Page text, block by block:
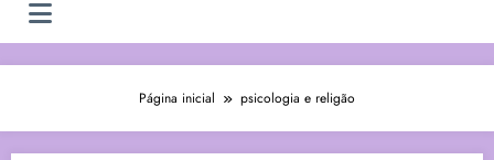
Página inicial psicologia e religão